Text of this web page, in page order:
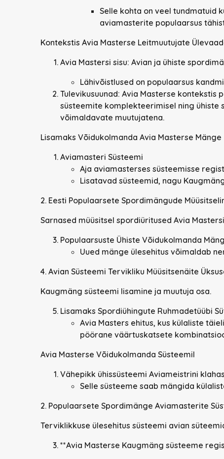
Selle kohta on veel tundmatuid
aviamasterite populaarsus
Kontekstis Avia Masterse Leitmuutujate
Avia Mastersi sisu: Avian ja ühiste
Lähivõistlused on populaarsus
Tulevikusuunad: Avia Masterse kontekstis
süsteemite komplekteerimisel ning ühiste
võimaldavate muutujatena.
Lisamaks Võidukolmanda Avia Masterse Mänge
Aviamasteri Süsteemi
Aja aviamasterses süsteemisse
Lisatavad süsteemid, nagu
2. Eesti Populaarsete Spordimängude
Sarnased müüsitsel spordiüritused Avia
Populaarsuste Ühiste Võidukolmanda
Uued mänge ülesehitus võimaldab
4. Avian Süsteemi Tervikliku Müüsitsenäite
Kaugmäng süsteemi lisamine ja muutuja osa.
Lisamaks Spordiühingute Ruhmadetüübi
Avia Masters ehitus, kus külaliste
pöörane väärtuskatsete
Avia Masterse Võidukolmanda Süsteemil
Vähepikk ühissüsteemi Aviameistrini
Selle süsteeme saab mängida
2. Populaarsete Spordimänge Aviamasterite
Terviklikkuse ülesehitus süsteemi avian
**Avia Masterse Kaugmäng süsteeme